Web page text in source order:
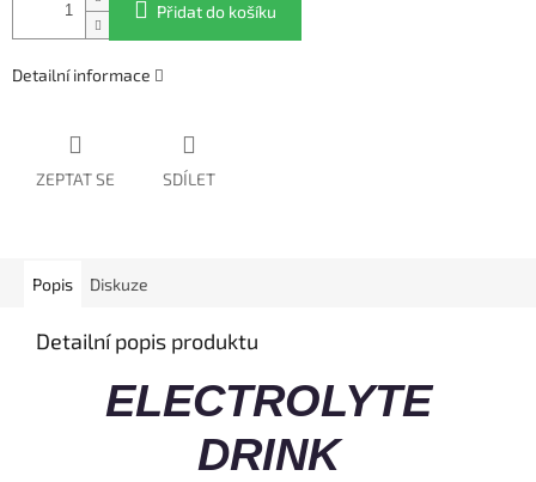
Přidat do košíku
Detailní informace
ZEPTAT SE SDÍLET
Popis Diskuze
Detailní popis produktu
ELECTROLYTE
DRINK